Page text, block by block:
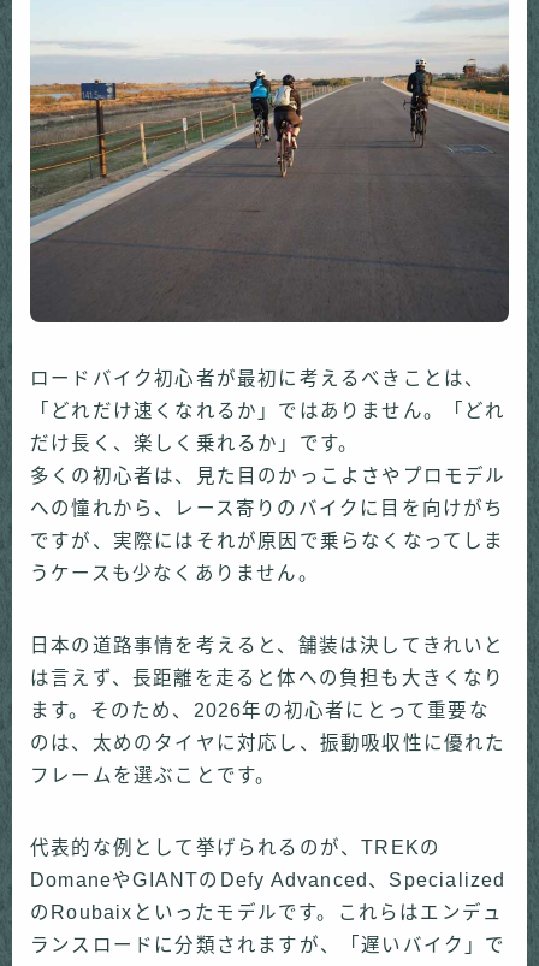
ロードバイク初心者が最初に考えるべきことは、
「どれだけ速くなれるか」ではありません。「どれ
だけ長く、楽しく乗れるか」です。
多くの初心者は、見た目のかっこよさやプロモデル
への憧れから、レース寄りのバイクに目を向けがち
ですが、実際にはそれが原因で乗らなくなってしま
うケースも少なくありません。
日本の道路事情を考えると、舗装は決してきれいと
は言えず、長距離を走ると体への負担も大きくなり
ます。そのため、2026年の初心者にとって重要な
のは、太めのタイヤに対応し、振動吸収性に優れた
フレームを選ぶことです。
代表的な例として挙げられるのが、TREKの
DomaneやGIANTのDefy Advanced、Specialized
のRoubaixといったモデルです。これらはエンデュ
ランスロードに分類されますが、「遅いバイク」で